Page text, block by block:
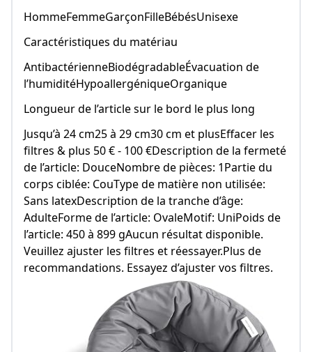
HommeFemmeGarçonFilleBébésUnisexe
Caractéristiques du matériau
AntibactérienneBiodégradableÉvacuation de
l’humiditéHypoallergéniqueOrganique
Longueur de l’article sur le bord le plus long
Jusqu’à 24 cm25 à 29 cm30 cm et plusEffacer les
filtres & plus 50 € - 100 €Description de la fermeté
de l’article: DouceNombre de pièces: 1Partie du
corps ciblée: CouType de matière non utilisée:
Sans latexDescription de la tranche d’âge:
AdulteForme de l’article: OvaleMotif: UniPoids de
l’article: 450 à 899 gAucun résultat disponible.
Veuillez ajuster les filtres et réessayer.Plus de
recommandations. Essayez d’ajuster vos filtres.